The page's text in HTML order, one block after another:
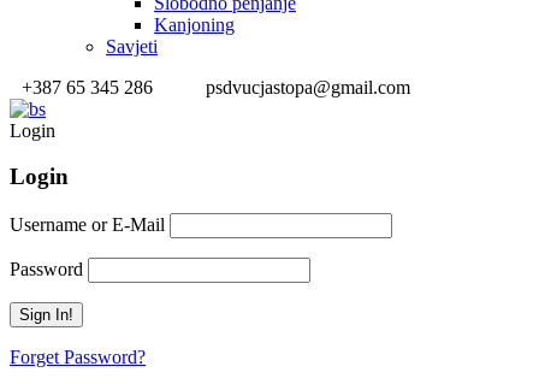
Kanjoning
Savjeti
+387 65 345 286
psdvucjastopa@gmail.com
Login
Login
Username or E-Mail
Password
Forget Password?